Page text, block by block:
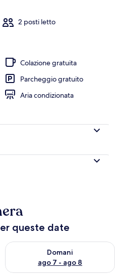
2 posti letto
Colazione gratuita
Parcheggio gratuito
Aria condizionata
queste date
sera, ago 6 - ago 7
Domani
ago 7 - ago 8
Verifica la disponibilità per